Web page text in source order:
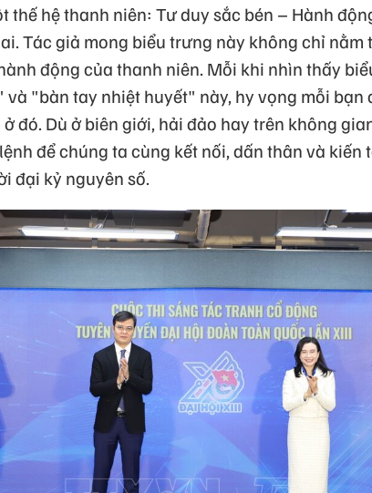
thế hệ thanh niên: Tư duy sắc bén – Hành
Tác giả mong biểu trưng này không chỉ nằm
động của thanh niên. Mỗi khi nhìn thấy
"bàn tay nhiệt huyết" này, hy vọng mỗi bạn
đó. Dù ở biên giới, hải đảo hay trên không
để chúng ta cùng kết nối, dấn thân và kiến
đại kỷ nguyên số.